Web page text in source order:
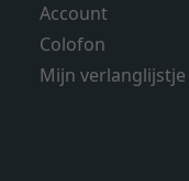
Account
Colofon
Mijn verlanglijstje